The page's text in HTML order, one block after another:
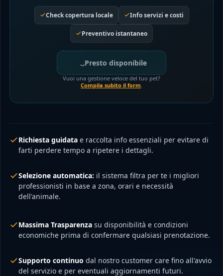
Check copertura locale Info servizi e costi
Preventivo istantaneo
Presto disponibile
Vuoi una gestione veloce del tuo pet?
Compila subito il form
Richiesta guidata e raccolta info essenziali per evitare di
farti perdere tempo a ripetere i dettagli.
Selezione automatica: il sistema filtra per te i migliori
professionisti in base a zona, orari e necessità
dell'animale.
Massima Trasparenza su disponibilità e condizioni
economiche prima di confermare qualsiasi prenotazione.
Supporto continuo dal nostro customer care fino all'avvio
del servizio e per eventuali aggiornamenti futuri.